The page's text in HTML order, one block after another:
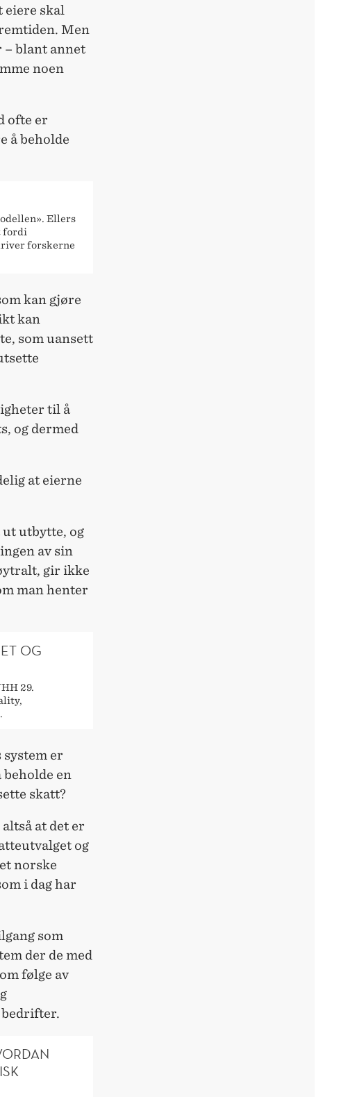
eiere skal
Men
– blant annet
noen
ofte er
å beholde
Ellers
fordi
forskerne
kan gjøre
kan
som uansett
til å
og dermed
at eierne
ut utbytte, og
av sin
gir ikke
man henter
OG
29.
er
en
skatt?
at det er
og
norske
i dag har
som
der de med
følge av